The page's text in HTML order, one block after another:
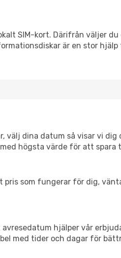
SIM-kort. Därifrån väljer
är en stor
välj dina datum så visar vi dig
högsta värde för att spara
pris som fungerar för dig,
hjälper vår
med tider och dagar för